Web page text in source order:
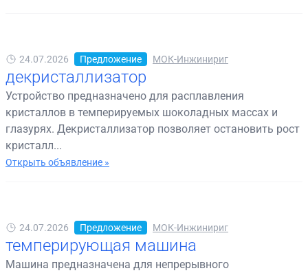
24.07.2026 Предложение МОК-Инжинириг
декристаллизатор
Устройство предназначено для расплавления
кристаллов в темперируемых шоколадных массах и
глазурях. Декристаллизатор позволяет остановить рост
кристалл...
Открыть объявление »
24.07.2026 Предложение МОК-Инжинириг
темперирующая машина
Машина предназначена для непрерывного